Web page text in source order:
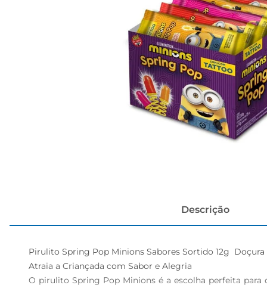
Descrição
Pirulito Spring Pop Minions Sabores Sortido 12g
Atraia a Criançada com Sabor e Alegria
O pirulito Spring Pop Minions é a escolha perfeita
papel
cerveja